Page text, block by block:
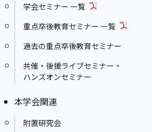
学会セミナー 一覧
重点卒後教育セミナー 一覧
過去の重点卒後教育セミナー
共催・後援ライブセミナー・
ハンズオンセミナー
本学会関連
附置研究会